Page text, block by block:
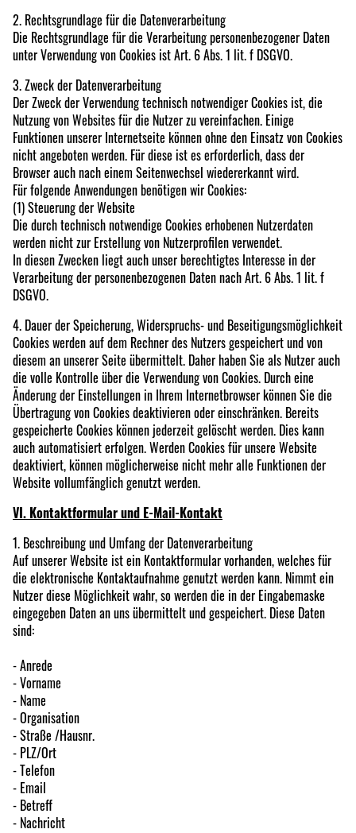
2. Rechtsgrundlage für die Datenverarbeitung
Die Rechtsgrundlage für die Verarbeitung personenbezogener Daten
unter Verwendung von Cookies ist Art. 6 Abs. 1 lit. f DSGVO.
3. Zweck der Datenverarbeitung
Der Zweck der Verwendung technisch notwendiger Cookies ist, die
Nutzung von Websites für die Nutzer zu vereinfachen. Einige
Funktionen unserer Internetseite können ohne den Einsatz von Cookies
nicht angeboten werden. Für diese ist es erforderlich, dass der
Browser auch nach einem Seitenwechsel wiedererkannt wird.
Für folgende Anwendungen benötigen wir Cookies:
(1) Steuerung der Website
Die durch technisch notwendige Cookies erhobenen Nutzerdaten
werden nicht zur Erstellung von Nutzerprofilen verwendet.
In diesen Zwecken liegt auch unser berechtigtes Interesse in der
Verarbeitung der personenbezogenen Daten nach Art. 6 Abs. 1 lit. f
DSGVO.
4. Dauer der Speicherung, Widerspruchs- und Beseitigungsmöglichkeit
Cookies werden auf dem Rechner des Nutzers gespeichert und von
diesem an unserer Seite übermittelt. Daher haben Sie als Nutzer auch
die volle Kontrolle über die Verwendung von Cookies. Durch eine
Änderung der Einstellungen in Ihrem Internetbrowser können Sie die
Übertragung von Cookies deaktivieren oder einschränken. Bereits
gespeicherte Cookies können jederzeit gelöscht werden. Dies kann
auch automatisiert erfolgen. Werden Cookies für unsere Website
deaktiviert, können möglicherweise nicht mehr alle Funktionen der
Website vollumfänglich genutzt werden.
VI. Kontaktformular und E-Mail-Kontakt
1. Beschreibung und Umfang der Datenverarbeitung
Auf unserer Website ist ein Kontaktformular vorhanden, welches für
die elektronische Kontaktaufnahme genutzt werden kann. Nimmt ein
Nutzer diese Möglichkeit wahr, so werden die in der Eingabemaske
eingegeben Daten an uns übermittelt und gespeichert. Diese Daten
sind:
- Anrede
- Vorname
- Name
- Organisation
- Straße /Hausnr.
- PLZ/Ort
- Telefon
- Email
- Betreff
- Nachricht